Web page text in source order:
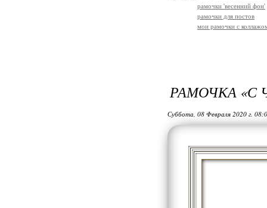
рамочки 'весенний фон'
рамочки для постов
мои рамочки с
РАМОЧКА «С
Суббота, 08 Февраля 2020 г.